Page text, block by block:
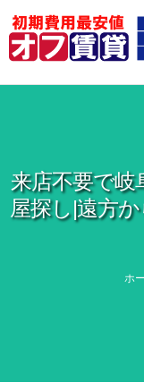
来店不要で岐
屋探し|遠方
ホ